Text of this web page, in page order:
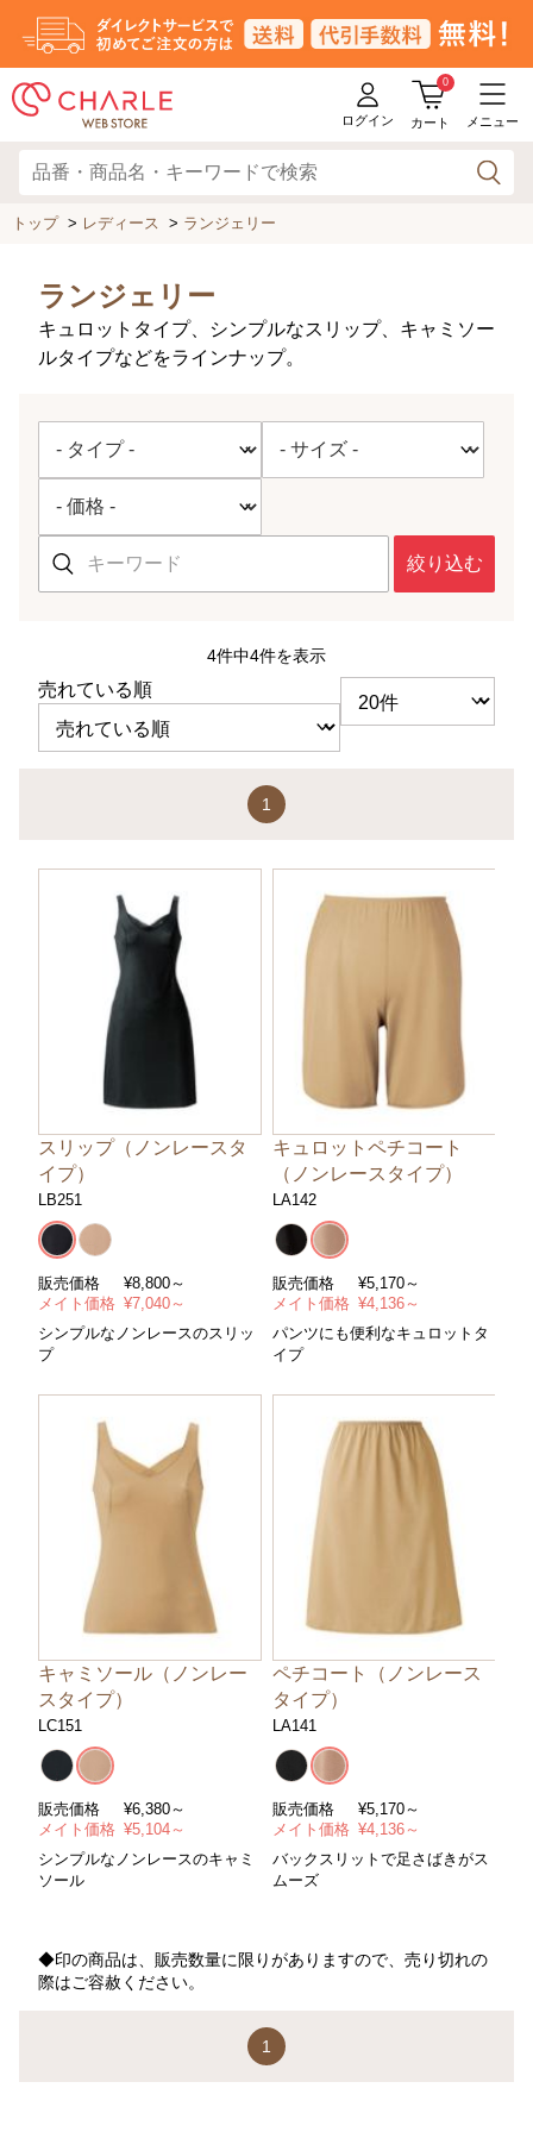
ログイン
0
カート メニュー
トップ> レディース > ランジェリー
ランジェリー
キュロットタイプ、シンプルなスリップ、キャミソー
ルタイプなどをラインナップ。
絞り込む
4件中4件を表示
売れている順
1
スリップ（ノンレースタ
イプ）
LB251
販売価格 ¥8,800～
メイト価格 ¥7,040～
シンプルなノンレースのスリッ
プ
キュロットペチコート
（ノンレースタイプ）
LA142
販売価格 ¥5,170～
メイト価格 ¥4,136～
パンツにも便利なキュロットタ
イプ
キャミソール（ノンレー
スタイプ）
LC151
販売価格 ¥6,380～
メイト価格 ¥5,104～
シンプルなノンレースのキャミ
ソール
ペチコート（ノンレース
タイプ）
LA141
販売価格 ¥5,170～
メイト価格 ¥4,136～
バックスリットで足さばきがス
ムーズ
◆印の商品は、販売数量に限りがありますので、売り切れの
際はご容赦ください。
1